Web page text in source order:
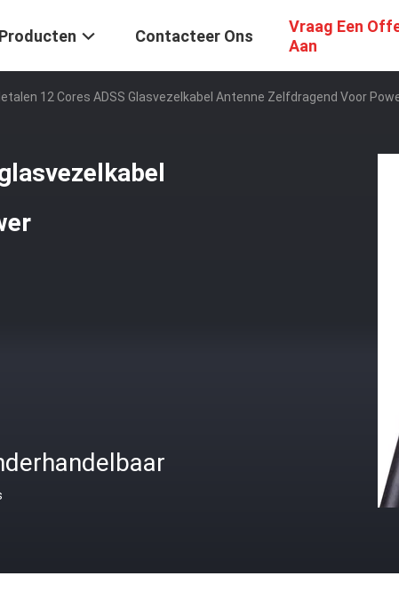
Producten Contacteer Ons
Vraag Een
Aan
12 Cores ADSS Glasvezelkabel Antenne Zelfdragend Voor